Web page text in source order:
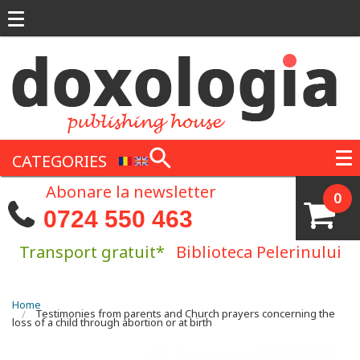
CATEGORIES
0
Abonare la newsletter
0724 550 463
Transport gratuit* Biblioteca Pelerinului
You are here
Home
Testimonies from parents and Church prayers concerning the
loss of a child through abortion or at birth